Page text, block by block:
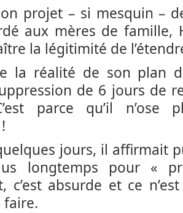
projet – si mesquin –
aux mères de
la légitimité de
la réalité de son plan
de 6 jours de
parce qu’il n’ose
jours, il affirmait
longtemps pour «
c’est absurde et ce
faire.